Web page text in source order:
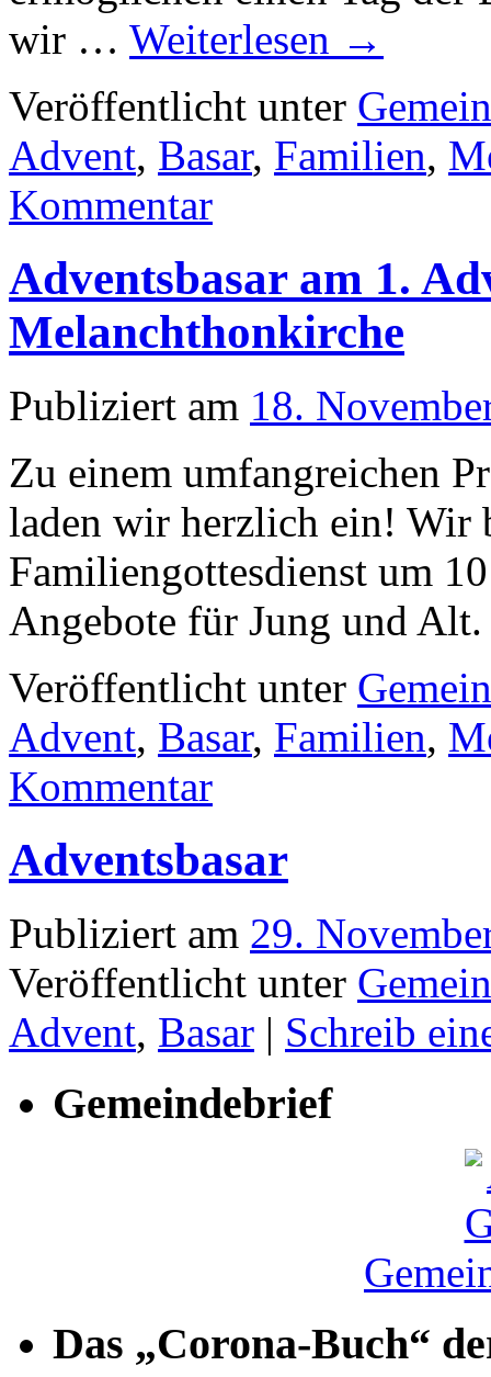
wir … Weiterlesen →
Veröffentlicht unter
Advent, Basar, Familien,
Kommentar
Adventsbasar am 1.
Melanchthonkirche
Publiziert am 18.
Zu einem umfangreichen
laden wir herzlich ein! Wir
Familiengottesdienst um
Angebote für Jung und Alt.
Veröffentlicht unter
Advent, Basar, Familien,
Kommentar
Adventsbasar
Publiziert am 29.
Veröffentlicht unter
Advent, Basar | Schreib
Gemeindebrief
Das „Corona-Buch“